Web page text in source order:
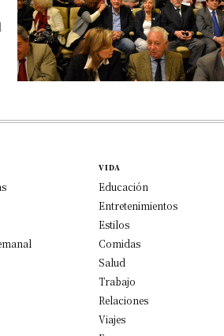
VIDA
Educación
Entretenimientos
Estilos
Comidas
Salud
Trabajo
Relaciones
Viajes